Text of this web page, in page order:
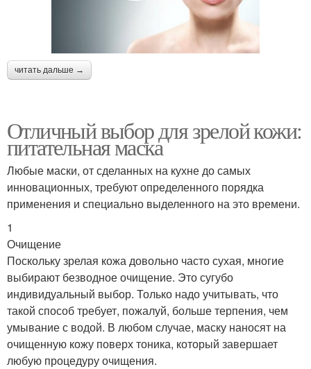
читать дальше →
Отличный выбор для зрелой кожи:
питательная маска
Любые маски, от сделанных на кухне до самых
инновационных, требуют определенного порядка
применения и специально выделенного на это времени.
1
Очищение
Поскольку зрелая кожа довольно часто сухая, многие
выбирают безводное очищение. Это сугубо
индивидуальный выбор. Только надо учитывать, что
такой способ требует, пожалуй, больше терпения, чем
умывание с водой. В любом случае, маску наносят на
очищенную кожу поверх тоника, который завершает
любую процедуру очищения.